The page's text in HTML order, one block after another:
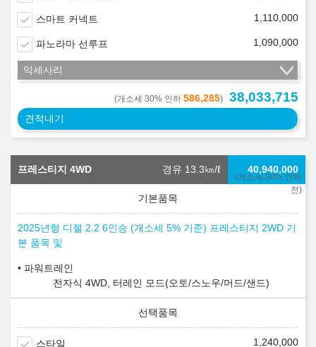
스마트 커넥트 1,110,000
파노라마 선루프 1,090,000
악세사리
(개소세 30% 인하 586,285) 38,033,715
견적내기
프레스티지 4WD 경유 13.3㎞/ℓ
(개소세 30% 인하
전)
40,940,000
2025년형 디젤 2.2 6인승 (개소세 5% 기준) 프레스티지 2WD 기
본 품목 및
파워트레인
전자식 4WD, 터레인 모드(오토/스노우/머드/샌드)
스타일 1,240,000